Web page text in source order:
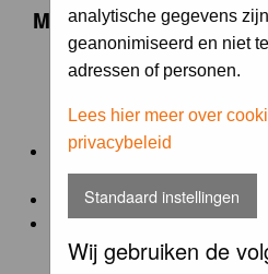
analytische gegevens
geanonimiseerd en niet
adressen of personen.
Lees hier meer over
privacybeleid
Standaard instellingen
Wij gebruiken de
Maandopdracht
De maandopdracht van
en door de Birdpix fotografen
Het onderwerp van de
winnaar van de laatste
De community nomineert de
Geregistreerde gebruikers van
deze voorwaardendeelnemen.